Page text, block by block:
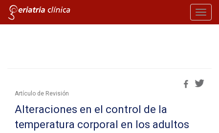
Artículo de Revisión
Alteraciones en el control de la
temperatura corporal en los adultos